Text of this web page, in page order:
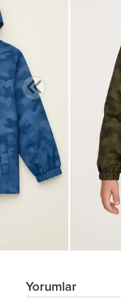
Yorumlar